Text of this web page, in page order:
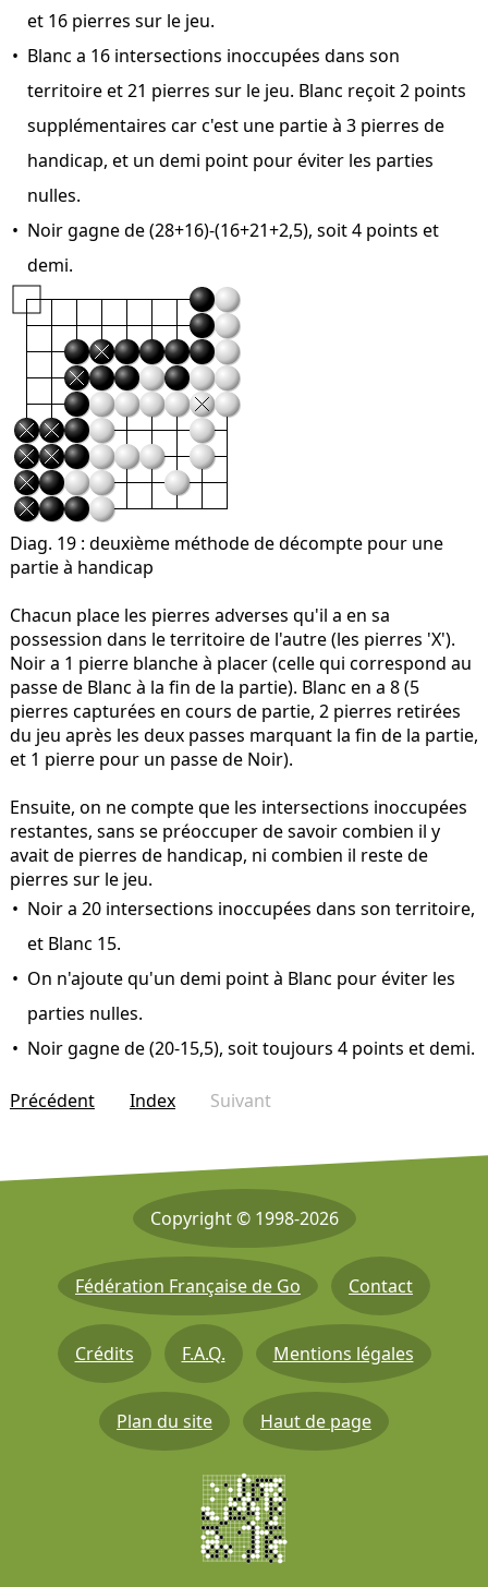
et 16 pierres sur le jeu.
Blanc a 16 intersections inoccupées dans son
territoire et 21 pierres sur le jeu. Blanc reçoit 2 points
supplémentaires car c'est une partie à 3 pierres de
handicap, et un demi point pour éviter les parties
nulles.
Noir gagne de (28+16)-(16+21+2,5), soit 4 points et
demi.
Diag. 19: deuxième méthode de décompte pour une
partie à handicap
Chacun place les pierres adverses qu'il a en sa
possession dans le territoire de l'autre (les pierres 'X').
Noir a 1 pierre blanche à placer (celle qui correspond au
passe de Blanc à la fin de la partie). Blanc en a 8 (5
pierres capturées en cours de partie, 2 pierres retirées
du jeu après les deux passes marquant la fin de la partie,
et 1 pierre pour un passe de Noir).
Ensuite, on ne compte que les intersections inoccupées
restantes, sans se préoccuper de savoir combien il y
avait de pierres de handicap, ni combien il reste de
pierres sur le jeu.
Noir a 20 intersections inoccupées dans son territoire,
et Blanc 15.
On n'ajoute qu'un demi point à Blanc pour éviter les
parties nulles.
Noir gagne de (20-15,5), soit toujours 4 points et demi.
Précédent Index Suivant
Copyright © 1998-2026
Fédération Française de Go Contact
Crédits F.A.Q. Mentions légales
Plan du site Haut de page